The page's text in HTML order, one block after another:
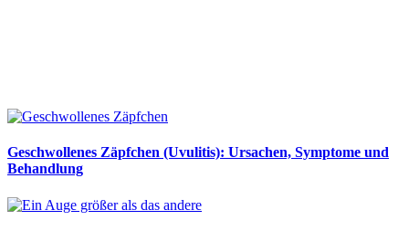
Geschwollenes Zäpfchen (Uvulitis): Ursachen, Symptome und
Behandlung